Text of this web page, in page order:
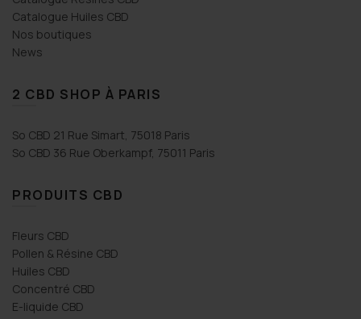
Catalogue Huiles CBD
Nos boutiques
News
2 CBD SHOP À PARIS
So CBD 21 Rue Simart, 75018 Paris
So CBD 36 Rue Oberkampf, 75011 Paris
PRODUITS CBD
Fleurs CBD
Pollen & Résine CBD
Huiles CBD
Concentré CBD
E-liquide CBD